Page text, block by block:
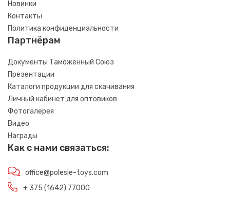
Новинки
Контакты
Политика конфиденциальности
Партнёрам
Документы Таможенный Союз
Презентации
Каталоги продукции для скачивания
Личный кабинет для оптовиков
Фотогалерея
Видео
Награды
Как с нами связаться:
office@polesie-toys.com
+ 375 (1642) 77000